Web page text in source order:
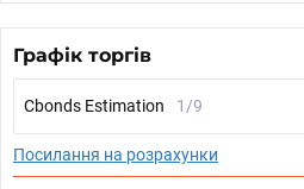
Графік торгів
Cbonds Estimation 1/9
Посилання на розрахунки